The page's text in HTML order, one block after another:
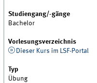
Studiengang/-gänge
Bachelor
Vorlesungsverzeichnis
Dieser Kurs im LSF-Portal
Typ
Übung